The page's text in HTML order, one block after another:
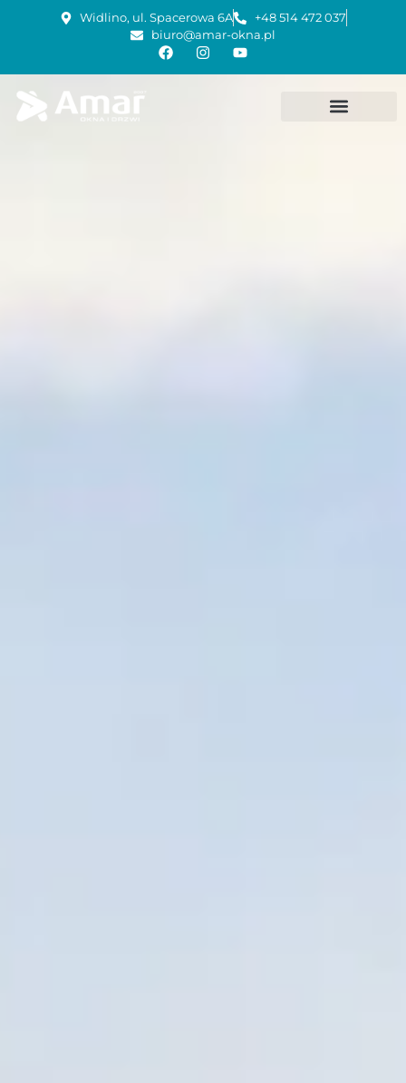
Widlino, ul. Spacerowa 6A
+48 514 472 037
biuro@amar-okna.pl